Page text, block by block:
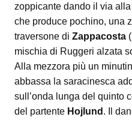
zoppicante dando il via
che produce pochino, una
traversone di Zappacosta
mischia di Ruggeri alzata
Alla mezzora più un
abbassa la saracinesca
sull’onda lunga del quinto
del partente Hojlund . Il